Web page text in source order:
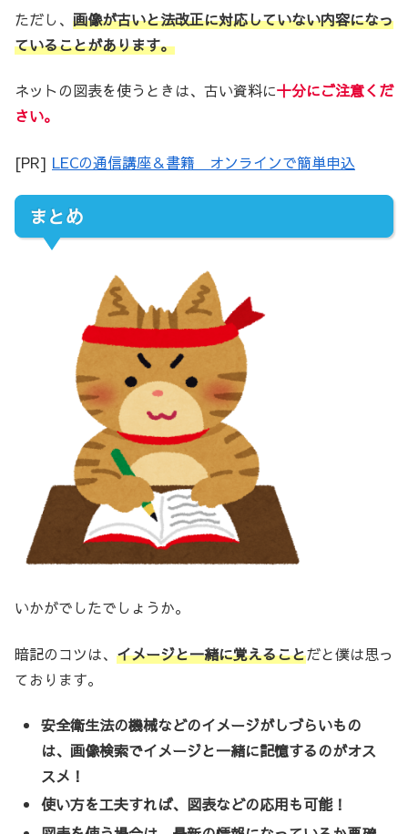
ただし、 画像が古いと法改正に対応していない内容になっ
ていることがあります。
ネットの図表を使うときは、古い資料に十分にご注意くだ
さい。
[PR] LECの通信講座＆書籍 オンラインで簡単申込
まとめ
いかがでしたでしょうか。
暗記のコツは、 イメージと一緒に覚えることだと僕は思っ
ております。
安全衛生法の機械などのイメージがしづらいもの
は、画像検索でイメージと一緒に記憶するのがオス
スメ！
使い方を工夫すれば、図表などの応用も可能！